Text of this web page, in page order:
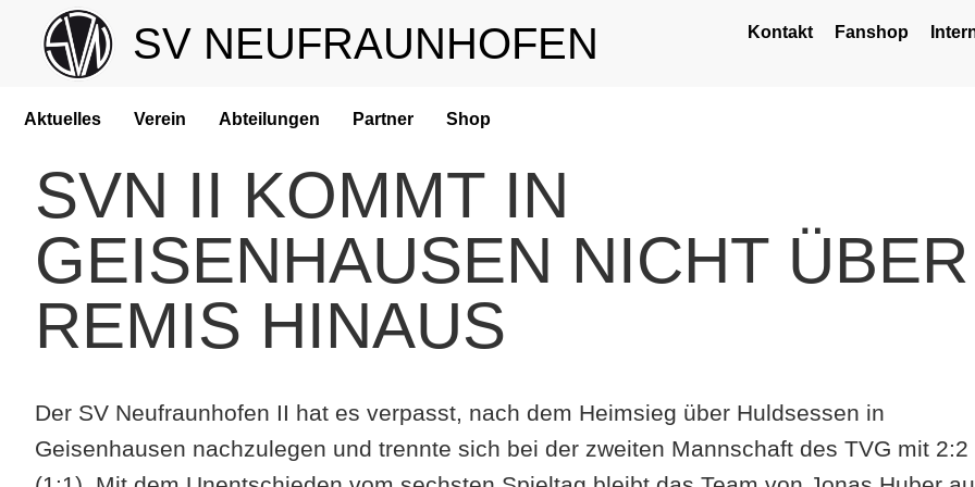
SV NEUFRAUNHOFEN Kontakt Fanshop
Aktuelles Verein Abteilungen Partner Shop
SVN II KOMMT IN
GEISENHAUSEN NICHT ÜBER
REMIS HINAUS
Der SV Neufraunhofen II hat es verpasst, nach dem Heimsieg über Huldsessen in
Geisenhausen nachzulegen und trennte sich bei der zweiten Mannschaft des TVG mit 2:2